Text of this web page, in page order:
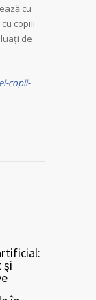
cu
copiii
de
copii-
și